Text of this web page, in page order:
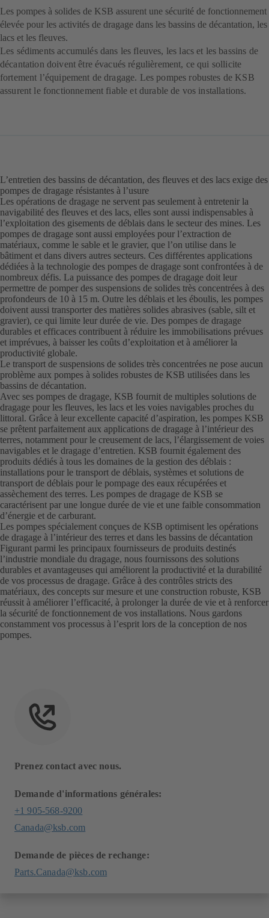
Les pompes à solides de KSB assurent une sécurité de fonctionnement
élevée pour les activités de dragage dans les bassins de décantation, les
lacs et les fleuves.
Les sédiments accumulés dans les fleuves, les lacs et les bassins de
décantation doivent être évacués régulièrement, ce qui sollicite
fortement l’équipement de dragage. Les pompes robustes de KSB
assurent le fonctionnement fiable et durable de vos installations.
L’entretien des bassins de décantation, des fleuves et des lacs exige des
pompes de dragage résistantes à l’usure
Les opérations de dragage ne servent pas seulement à entretenir la
navigabilité des fleuves et des lacs, elles sont aussi indispensables à
l’exploitation des gisements de déblais dans le secteur des mines. Les
pompes de dragage sont aussi employées pour l’extraction de
matériaux, comme le sable et le gravier, que l’on utilise dans le
bâtiment et dans divers autres secteurs. Ces différentes applications
dédiées à la technologie des pompes de dragage sont confrontées à de
nombreux défis. La puissance des pompes de dragage doit leur
permettre de pomper des suspensions de solides très concentrées à des
profondeurs de 10 à 15 m. Outre les déblais et les éboulis, les pompes
doivent aussi transporter des matières solides abrasives (sable, silt et
gravier), ce qui limite leur durée de vie. Des pompes de dragage
durables et efficaces contribuent à réduire les immobilisations prévues
et imprévues, à baisser les coûts d’exploitation et à améliorer la
productivité globale.
Le transport de suspensions de solides très concentrées ne pose aucun
problème aux pompes à solides robustes de KSB utilisées dans les
bassins de décantation.
Avec ses pompes de dragage, KSB fournit de multiples solutions de
dragage pour les fleuves, les lacs et les voies navigables proches du
littoral. Grâce à leur excellente capacité d’aspiration, les pompes KSB
se prêtent parfaitement aux applications de dragage à l’intérieur des
terres, notamment pour le creusement de lacs, l’élargissement de voies
navigables et le dragage d’entretien. KSB fournit également des
produits dédiés à tous les domaines de la gestion des déblais :
installations pour le transport de déblais, systèmes et solutions de
transport de déblais pour le pompage des eaux récupérées et
assèchement des terres. Les pompes de dragage de KSB se
caractérisent par une longue durée de vie et une faible consommation
d’énergie et de carburant.
Les pompes spécialement conçues de KSB optimisent les opérations
de dragage à l’intérieur des terres et dans les bassins de décantation
Figurant parmi les principaux fournisseurs de produits destinés
l’industrie mondiale du dragage, nous fournissons des solutions
durables et avantageuses qui améliorent la productivité et la durabilité
de vos processus de dragage. Grâce à des contrôles stricts des
matériaux, des concepts sur mesure et une construction robuste, KSB
réussit à améliorer l’efficacité, à prolonger la durée de vie et à renforcer
la sécurité de fonctionnement de vos installations. Nous gardons
constamment vos processus à l’esprit lors de la conception de nos
pompes.
Prenez contact avec nous.
Demande d'informations générales:
+1 905-568-9200
Canada@ksb.com
Demande de pièces de rechange:
Parts.Canada@ksb.com